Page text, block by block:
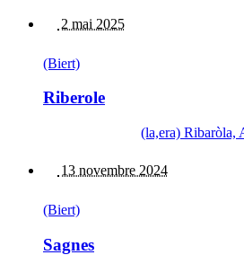
2 mai 2025
(Biert)
Riberole
(la,era) Ribaròla,
13 novembre 2024
(Biert)
Sagnes